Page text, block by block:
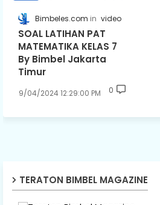
Bimbeles.com video
SOAL LATIHAN PAT
MATEMATIKA KELAS 7
By Bimbel Jakarta
Timur
9/04/2024 12:29:00 PM 0
TERATON BIMBEL MAGAZINE